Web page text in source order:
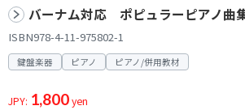
バーナム対応 ポピュラーピアノ
ISBN978-4-11-975802-1
鍵盤楽器 ピアノ ピアノ/併用教材
JPY: 1,800yen